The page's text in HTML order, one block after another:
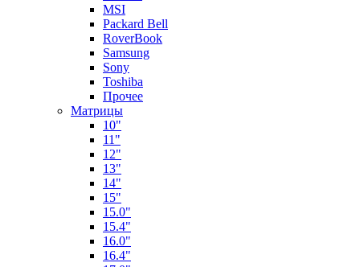
MSI
Packard Bell
RoverBook
Samsung
Sony
Toshiba
Прочее
Матрицы
10"
11"
12"
13"
14"
15"
15.0"
15.4"
16.0"
16.4"